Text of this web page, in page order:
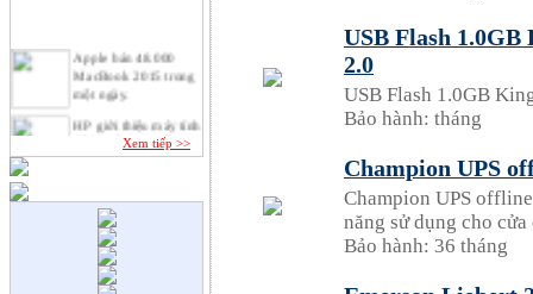
Apple bán 48.000
MacBook 2015 trong
một ngày.
HP giới thiệu máy tính
để bàn Stream và
Pavilion mini.
lại với laptop lai tablet
"xếp hình" độc đáo.
Google đang phát triển
Chromebook Pixel đời
mới.
Xem tiếp >>
USB Flash 1.0GB
2.0
USB Flash 1.0GB
Bảo hành: tháng
Champion UPS
Champion UPS
năng sử dụng cho
Bảo hành: 36 tháng